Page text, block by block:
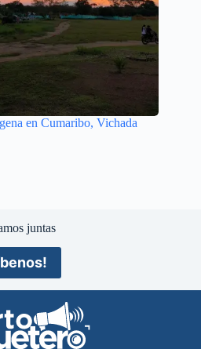
en Cumaribo, Vichada
juntas